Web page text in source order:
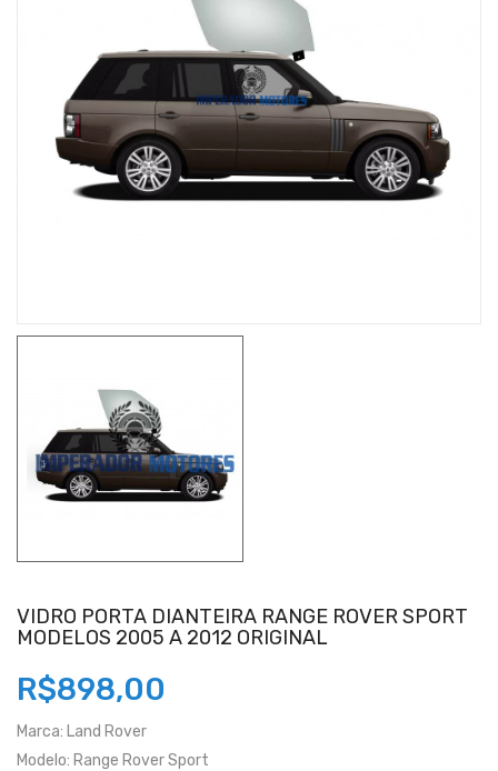
VIDRO PORTA DIANTEIRA RANGE ROVER SPORT
MODELOS 2005 A 2012 ORIGINAL
R$898,00
Marca: Land Rover
Modelo: Range Rover Sport